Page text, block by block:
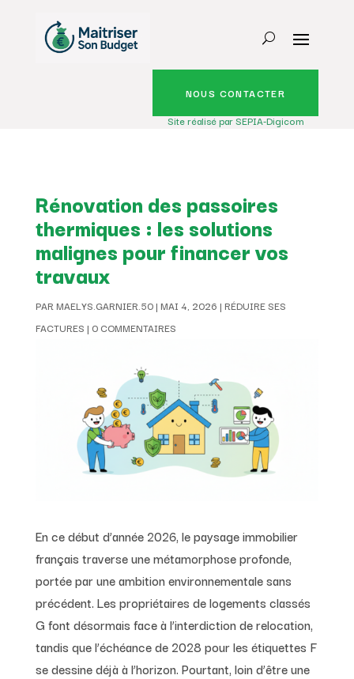
NOUS CONTACTER
Site réalisé par SEPIA-Digicom
Rénovation des passoires
thermiques : les solutions
malignes pour financer vos
travaux
PARMAELYS.GARNIER.50| MAI 4, 2026 | RÉDUIRE SES
FACTURES | 0 COMMENTAIRES
En ce début d’année 2026, le paysage immobilier
français traverse une métamorphose profonde,
portée par une ambition environnementale sans
précédent. Les propriétaires de logements classés
G font désormais face à l’interdiction de relocation,
tandis que l’échéance de 2028 pour les étiquettes F
se dessine déjà à l’horizon. Pourtant, loin d’être une